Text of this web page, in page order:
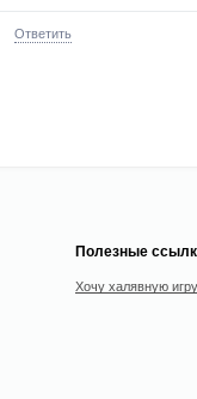
Ответить
Полезные
Хочу халявную игру